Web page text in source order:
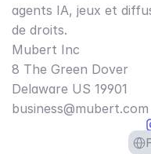
agents IA, jeux et
de droits.
Mubert Inc
8 The Green Dover
Delaware US 19901​
business@mubert.com